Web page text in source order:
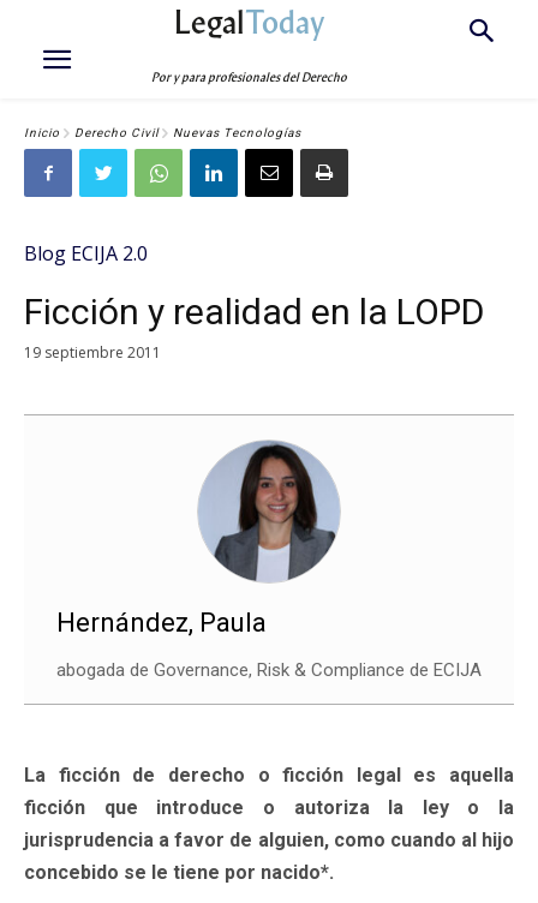
LegalToday
Por y para profesionales del Derecho
Inicio Derecho Civil Nuevas Tecnologías
Blog ECIJA 2.0
Ficción y realidad en la LOPD
19 septiembre 2011
Hernández, Paula
abogada de Governance, Risk & Compliance de ECIJA
La ficción de derecho o ficción legal es aquella
ficción que introduce o autoriza la ley o la
jurisprudencia a favor de alguien, como cuando al hijo
concebido se le tiene por nacido*.